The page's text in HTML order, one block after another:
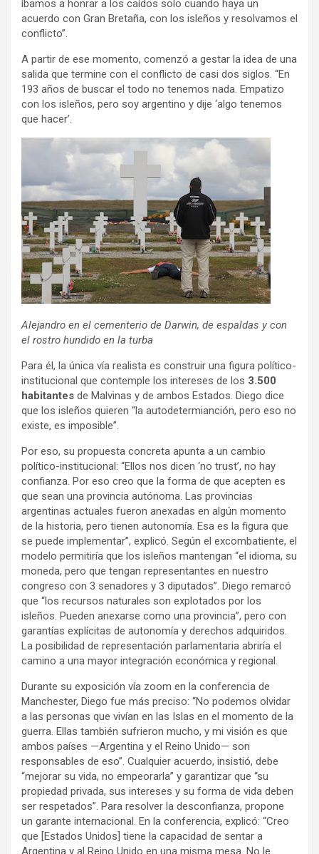
íbamos a honrar a los caídos solo cuando haya un
acuerdo con Gran Bretaña, con los isleños y resolvamos el
conflicto”.
A partir de ese momento, comenzó a gestar la idea de una
salida que termine con el conflicto de casi dos siglos. “En
193 años de buscar el todo no tenemos nada. Empatizo
con los isleños, pero soy argentino y dije ‘algo tenemos
que hacer’.
Alejandro en el cementerio de Darwin, de espaldas y con
el rostro hundido en la turba
Para él, la única vía realista es construir una figura político-
institucional que contemple los intereses de los 3.500
habitantes de Malvinas y de ambos Estados. Diego dice
que los isleños quieren “la autodetermianción, pero eso no
existe, es imposible”.
Por eso, su propuesta concreta apunta a un cambio
político-institucional: “Ellos nos dicen ‘no trust’, no hay
confianza. Por eso creo que la forma de que acepten es
que sean una provincia autónoma. Las provincias
argentinas actuales fueron anexadas en algún momento
de la historia, pero tienen autonomía. Esa es la figura que
se puede implementar”, explicó. Según el excombatiente, el
modelo permitiría que los isleños mantengan “el idioma, su
moneda, pero que tengan representantes en nuestro
congreso con 3 senadores y 3 diputados”. Diego remarcó
que “los recursos naturales son explotados por los
isleños. Pueden anexarse como una provincia”, pero con
garantías explícitas de autonomía y derechos adquiridos.
La posibilidad de representación parlamentaria abriría el
camino a una mayor integración económica y regional.
Durante su exposición vía zoom en la conferencia de
Manchester, Diego fue más preciso: “No podemos olvidar
a las personas que vivían en las Islas en el momento de la
guerra. Ellas también sufrieron mucho, y mi visión es que
ambos países —Argentina y el Reino Unido— son
responsables de eso”. Cualquier acuerdo, insistió, debe
“mejorar su vida, no empeorarla” y garantizar que “su
propiedad privada, sus intereses y su forma de vida deben
ser respetados”. Para resolver la desconfianza, propone
un garante internacional. En la conferencia, explicó: “Creo
que [Estados Unidos] tiene la capacidad de sentar a
Argentina y al Reino Unido en una misma mesa. No le